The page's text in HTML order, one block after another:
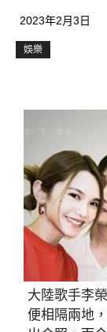
2023年2月3日
娛樂
大陸歌手李
便相隔兩地